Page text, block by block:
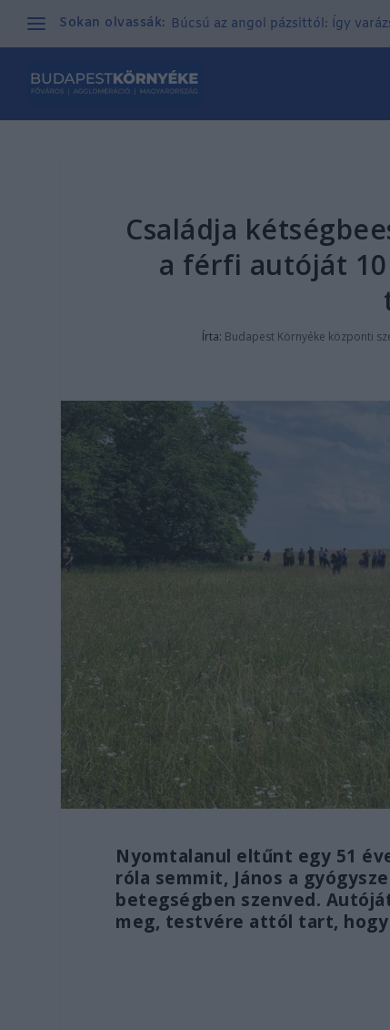
Sokan olvassák: Búcsú az angol pázsittól: Így
Családja
a férfi autóját
Írta: Budapest Környéke központi
Nyomtalanul eltűnt egy 51
róla semmit, János a
betegségben szenved.
meg, testvére attól tart,